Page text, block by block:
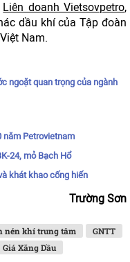
Liên doanh Vietsovpetro,
dầu khí của Tập đoàn
Nam.
ngoặt quan trọng của ngành
năm Petrovietnam
24, mỏ Bạch Hổ
khát khao cống hiến
Trường Sơn
nén khí trung tâm
GNTT
Giá Xăng Dầu